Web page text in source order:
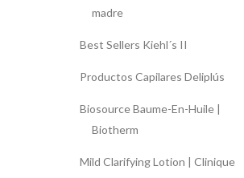
madre
Best Sellers Kiehl´s II
Productos Capilares Deliplús
Biosource Baume-En-Huile |
Biotherm
Mild Clarifying Lotion | Clinique